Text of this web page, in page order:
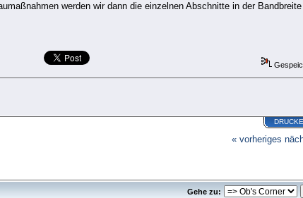
werden wir dann die einzelnen Abschnitte in der Bandbreite
« vorheriges
Gehe zu: